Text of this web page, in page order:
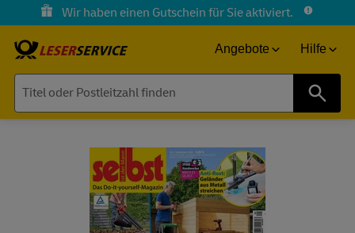
Wir haben einen Gutschein für Sie aktiviert.
Angebote Hilfe